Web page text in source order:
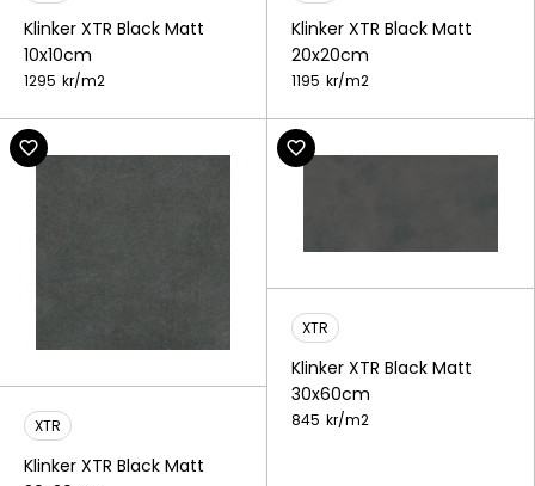
Klinker XTR Black Matt
10x10cm
1295 kr/m2
Klinker XTR Black Matt
20x20cm
1195 kr/m2
XTR
Klinker XTR Black Matt
XTR
Klinker XTR Black Matt
30x60cm
845 kr/m2